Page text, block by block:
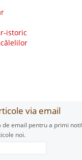
istoric
via email
de email pentru a primi
noi.